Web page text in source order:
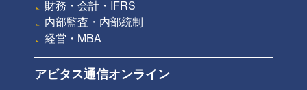
財務・会計・IFRS
内部監査・内部統制
経営・MBA
アビタス通信オンライン